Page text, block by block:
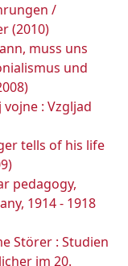
/
(2010)
muss uns
und
: Vzgljad
tells of his life
pedagogy,
1914 - 1918
Störer : Studien
im 20.